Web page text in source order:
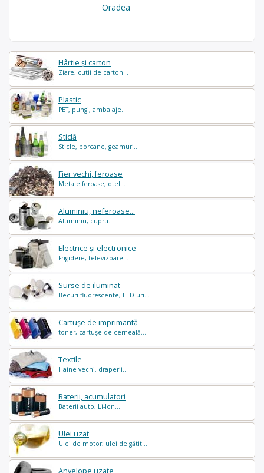
Hârtie și carton
Ziare, cutii de carton...
Plastic
PET, pungi, ambalaje...
Sticlă
Sticle, borcane, geamuri...
Fier vechi, feroase
Metale feroase, otel...
Aluminiu, neferoase...
Aluminiu, cupru...
Electrice și electronice
Frigidere, televizoare...
Surse de iluminat
Becuri fluorescente, LED-uri...
Cartușe de imprimantă
toner, cartușe de cerneală...
Textile
Haine vechi, draperii...
Baterii, acumulatori
Baterii auto, Li-Ion...
Ulei uzat
Ulei de motor, ulei de gătit...
Oradea